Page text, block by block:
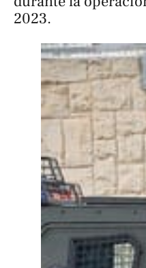
2023.